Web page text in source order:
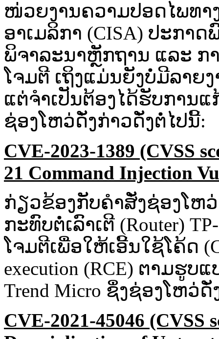
ໜ່ວຍ​ງານ​ຄວາມປອດ​ໄພ​ທາ
ອາເມລິກາ​ (CISA) ປະ​ກາ
ພິຈາລະນາ​ຫຼັກ​ຖານ​ ແລະ​ ກ
ໂຈມ​ຕີ​ ເຖິງ​ແມ່ນ​ຍັງ​ບໍ່​ມີ​ລາຍ​
ແຕ່​ຈຳ​ເປັນ​ຕ້ອງ​ໄດ້ຮັບ​ການ​
ຊ່ອງ​ໂຫວ່​ດັ່ງ​ກ່າວ​ດັ່ງ​ຕໍ່ໄປ​ນີ້:​
CVE-2023-1389 (CVSS
21 Command Injection
ກ່ຽວ​ຂ້ອງ​ກັບ​ຄຳ​ສັ່ງ​ຊ່ອງ​ໂຫວ່​
ກະທົບ​ຕໍ່​ເລົາ​ເຕີ​ (Router)​
ໂຈມ​ຕີ​ເພື່ອ​ໃຫ້​ເອີ້ນ​ໃຊ້​ໂຄ້ດ​
execution (RCE) ຕາມ​ຮູບ​
Trend Micro ຊຶ່ງ​ຊ່ອງ​ໂຫວ່​
CVE-2021-45046 (CVSS